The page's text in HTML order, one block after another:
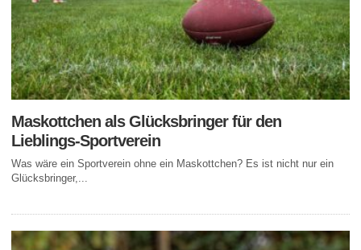
Maskottchen als Glücksbringer für den
Lieblings-Sportverein
Was wäre ein Sportverein ohne ein Maskottchen? Es ist nicht nur ein
Glücksbringer,...